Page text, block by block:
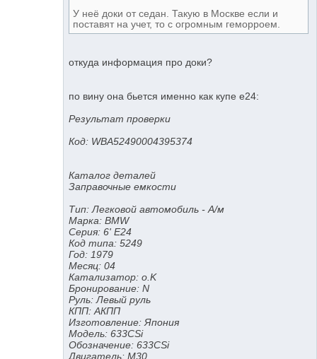
У неё доки от седан. Такую в Москве если и
поставят на учет, то с огромным геморроем.
откуда информация про доки?
по вину она бьется именно как купе е24:
Результат проверки
Код: WBA52490004395374
Каталог деталей
Заправочные емкости
Тип: Легковой автомобиль - А/м
Марка: BMW
Серия: 6' E24
Код типа: 5249
Год: 1979
Месяц: 04
Катализатор: o.K
Бронирование: N
Руль: Левый руль
КПП: АКПП
Изготовление: Япония
Модель: 633CSi
Обозначение: 633CSi
Двигатель: M30